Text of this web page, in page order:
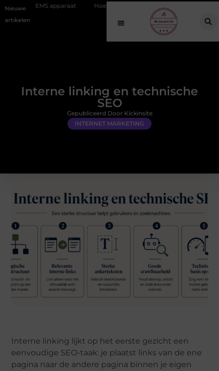
Nieuwe
artikelen
Hoe online vindbaarheid verandert in 2026
Interne linking en technische
SEO
INTERNET MARKETING
Gepubliceerd Door Kickinsite
Interne linking lijkt op het eerste gezicht een
eenvoudige SEO-taak: je plaatst links van de ene
pagina naar de andere pagina binnen je eigen